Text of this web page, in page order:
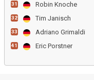
31 Robin Knoche
32 Tim Janisch
33 Adriano Grimaldi
41 Eric Porstner